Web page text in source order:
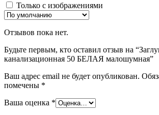
Только с изображениями
Отзывов пока нет.
Будьте первым, кто оставил отзыв на
канализационная 50 БЕЛАЯ малошумная”
Ваш адрес email не будет опубликован.
помечены *
Ваша оценка *